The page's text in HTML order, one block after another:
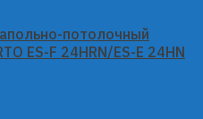
потолочный
ES-F 24HRN/ES-E 24HN